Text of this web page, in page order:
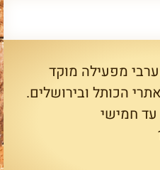
מפעילה מוקד
הכותל ובירושלים.
עד חמישי